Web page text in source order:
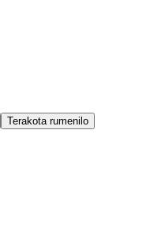
Terakota rumenilo